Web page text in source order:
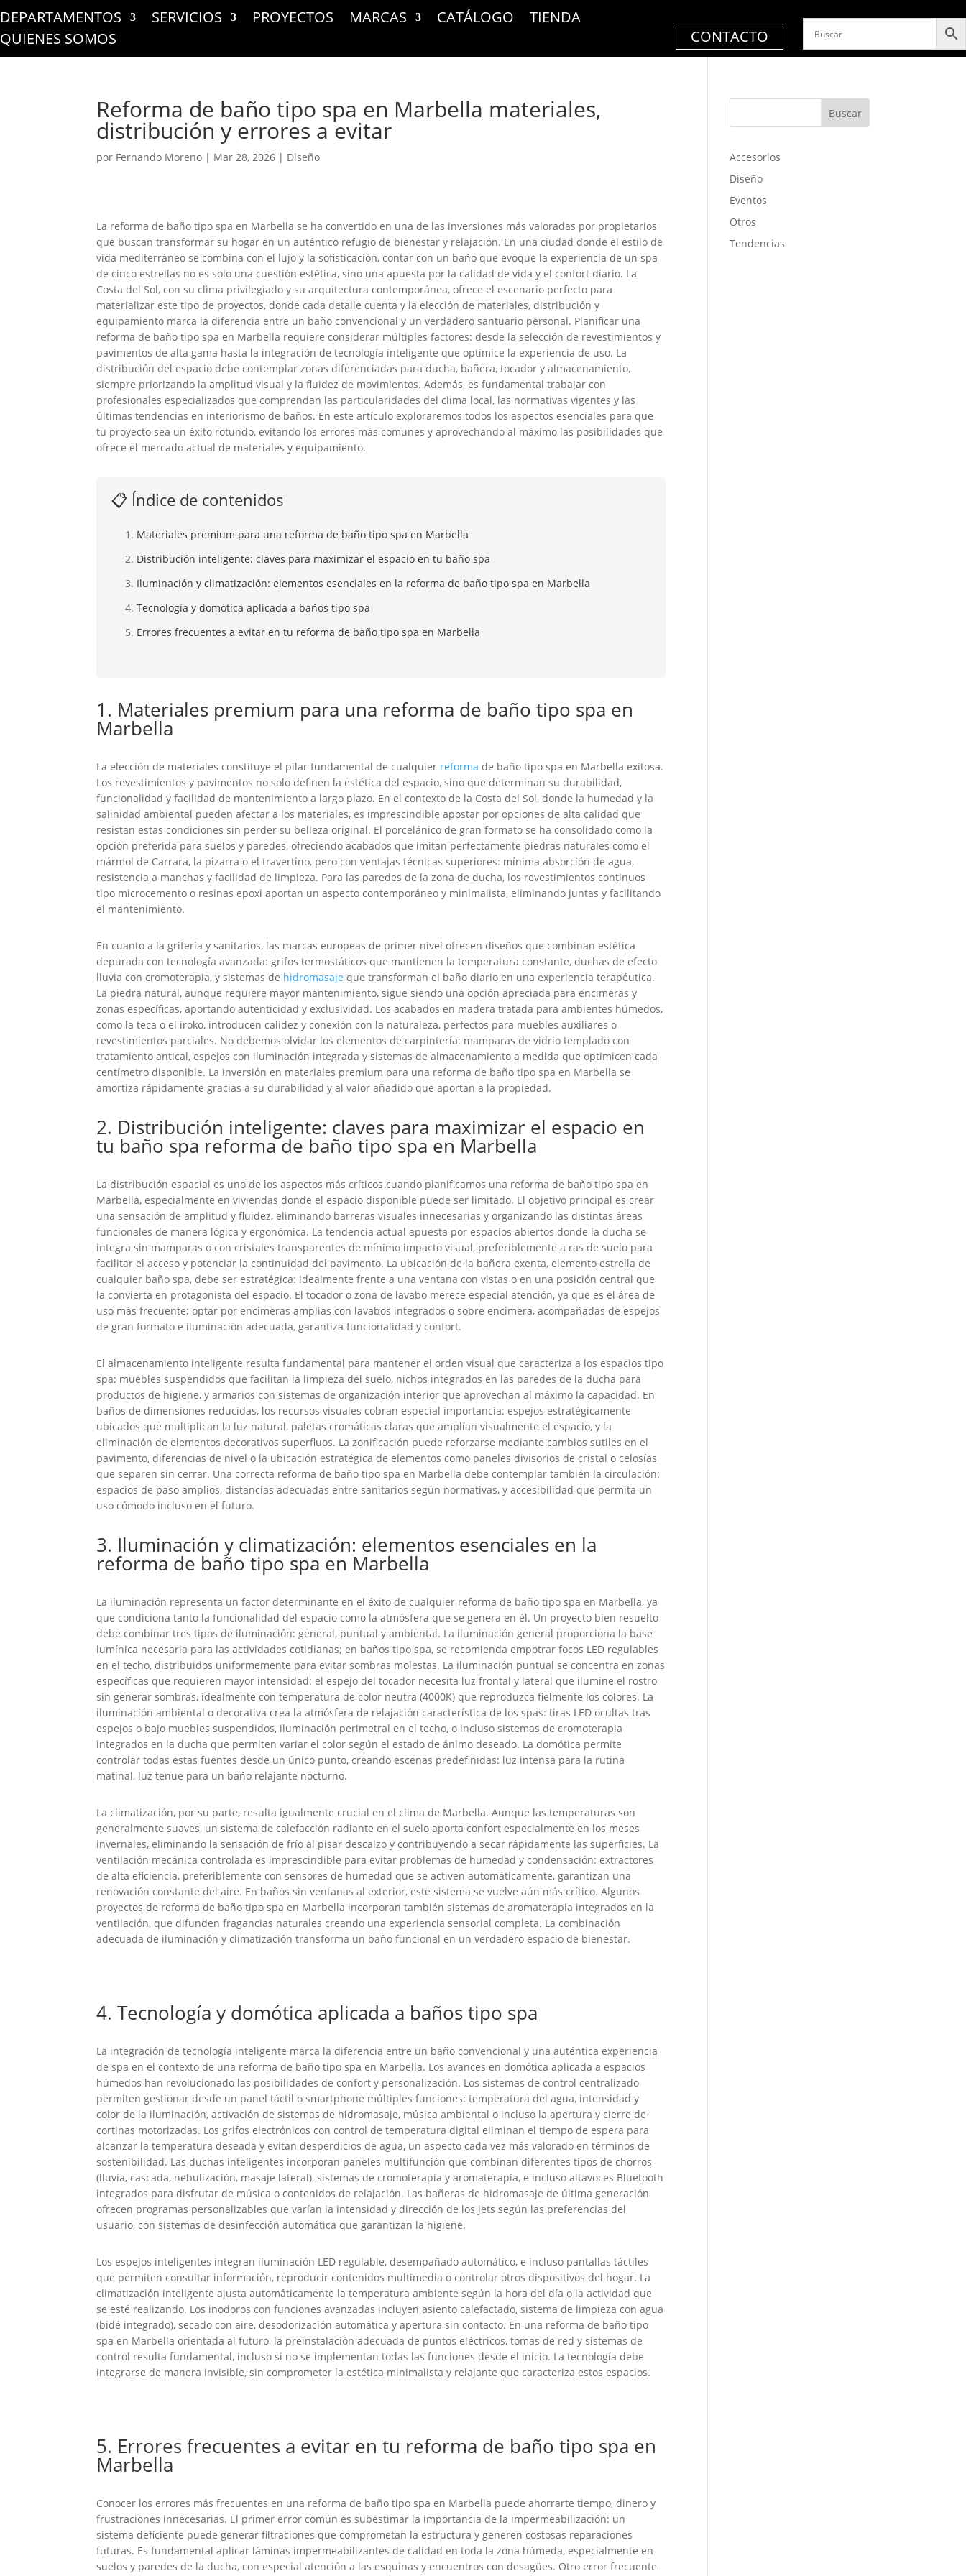
DEPARTAMENTOS SERVICIOS PROYECTOS MARCAS CATÁLOGO
TIENDA
QUIENES SOMOS
CONTACTO
Reforma de baño tipo spa en Marbella materiales,
distribución y errores a evitar
por Fernando Moreno | Mar 28, 2026 | Diseño
La reforma de baño tipo spa en Marbella se ha convertido en una de las inversiones más valoradas por propietarios
que buscan transformar su hogar en un auténtico refugio de bienestar y relajación. En una ciudad donde el estilo de
vida mediterráneo se combina con el lujo y la sofisticación, contar con un baño que evoque la experiencia de un spa
de cinco estrellas no es solo una cuestión estética, sino una apuesta por la calidad de vida y el confort diario. La
Costa del Sol, con su clima privilegiado y su arquitectura contemporánea, ofrece el escenario perfecto para
materializar este tipo de proyectos, donde cada detalle cuenta y la elección de materiales, distribución y
equipamiento marca la diferencia entre un baño convencional y un verdadero santuario personal. Planificar una
reforma de baño tipo spa en Marbella requiere considerar múltiples factores: desde la selección de revestimientos y
pavimentos de alta gama hasta la integración de tecnología inteligente que optimice la experiencia de uso. La
distribución del espacio debe contemplar zonas diferenciadas para ducha, bañera, tocador y almacenamiento,
siempre priorizando la amplitud visual y la fluidez de movimientos. Además, es fundamental trabajar con
profesionales especializados que comprendan las particularidades del clima local, las normativas vigentes y las
últimas tendencias en interiorismo de baños. En este artículo exploraremos todos los aspectos esenciales para que
tu proyecto sea un éxito rotundo, evitando los errores más comunes y aprovechando al máximo las posibilidades que
ofrece el mercado actual de materiales y equipamiento.
📋 Índice de contenidos
Materiales premium para una reforma de baño tipo spa en Marbella
Distribución inteligente: claves para maximizar el espacio en tu baño spa
Iluminación y climatización: elementos esenciales en la reforma de baño tipo spa en Marbella
Tecnología y domótica aplicada a baños tipo spa
Errores frecuentes a evitar en tu reforma de baño tipo spa en Marbella
1. Materiales premium para una reforma de baño tipo spa en
Marbella
La elección de materiales constituye el pilar fundamental de cualquier reforma de baño tipo spa en Marbella exitosa.
Los revestimientos y pavimentos no solo definen la estética del espacio, sino que determinan su durabilidad,
funcionalidad y facilidad de mantenimiento a largo plazo. En el contexto de la Costa del Sol, donde la humedad y la
salinidad ambiental pueden afectar a los materiales, es imprescindible apostar por opciones de alta calidad que
resistan estas condiciones sin perder su belleza original. El porcelánico de gran formato se ha consolidado como la
opción preferida para suelos y paredes, ofreciendo acabados que imitan perfectamente piedras naturales como el
mármol de Carrara, la pizarra o el travertino, pero con ventajas técnicas superiores: mínima absorción de agua,
resistencia a manchas y facilidad de limpieza. Para las paredes de la zona de ducha, los revestimientos continuos
tipo microcemento o resinas epoxi aportan un aspecto contemporáneo y minimalista, eliminando juntas y facilitando
el mantenimiento.
En cuanto a la grifería y sanitarios, las marcas europeas de primer nivel ofrecen diseños que combinan estética
depurada con tecnología avanzada: grifos termostáticos que mantienen la temperatura constante, duchas de efecto
lluvia con cromoterapia, y sistemas de hidromasaje que transforman el baño diario en una experiencia terapéutica.
La piedra natural, aunque requiere mayor mantenimiento, sigue siendo una opción apreciada para encimeras y
zonas específicas, aportando autenticidad y exclusividad. Los acabados en madera tratada para ambientes húmedos,
como la teca o el iroko, introducen calidez y conexión con la naturaleza, perfectos para muebles auxiliares o
revestimientos parciales. No debemos olvidar los elementos de carpintería: mamparas de vidrio templado con
tratamiento antical, espejos con iluminación integrada y sistemas de almacenamiento a medida que optimicen cada
centímetro disponible. La inversión en materiales premium para una reforma de baño tipo spa en Marbella se
amortiza rápidamente gracias a su durabilidad y al valor añadido que aportan a la propiedad.
2. Distribución inteligente: claves para maximizar el espacio en
tu baño spa reforma de baño tipo spa en Marbella
La distribución espacial es uno de los aspectos más críticos cuando planificamos una reforma de baño tipo spa en
Marbella, especialmente en viviendas donde el espacio disponible puede ser limitado. El objetivo principal es crear
una sensación de amplitud y fluidez, eliminando barreras visuales innecesarias y organizando las distintas áreas
funcionales de manera lógica y ergonómica. La tendencia actual apuesta por espacios abiertos donde la ducha se
integra sin mamparas o con cristales transparentes de mínimo impacto visual, preferiblemente a ras de suelo para
facilitar el acceso y potenciar la continuidad del pavimento. La ubicación de la bañera exenta, elemento estrella de
cualquier baño spa, debe ser estratégica: idealmente frente a una ventana con vistas o en una posición central que
la convierta en protagonista del espacio. El tocador o zona de lavabo merece especial atención, ya que es el área de
uso más frecuente; optar por encimeras amplias con lavabos integrados o sobre encimera, acompañadas de espejos
de gran formato e iluminación adecuada, garantiza funcionalidad y confort.
El almacenamiento inteligente resulta fundamental para mantener el orden visual que caracteriza a los espacios tipo
spa: muebles suspendidos que facilitan la limpieza del suelo, nichos integrados en las paredes de la ducha para
productos de higiene, y armarios con sistemas de organización interior que aprovechan al máximo la capacidad. En
baños de dimensiones reducidas, los recursos visuales cobran especial importancia: espejos estratégicamente
ubicados que multiplican la luz natural, paletas cromáticas claras que amplían visualmente el espacio, y la
eliminación de elementos decorativos superfluos. La zonificación puede reforzarse mediante cambios sutiles en el
pavimento, diferencias de nivel o la ubicación estratégica de elementos como paneles divisorios de cristal o celosías
que separen sin cerrar. Una correcta reforma de baño tipo spa en Marbella debe contemplar también la circulación:
espacios de paso amplios, distancias adecuadas entre sanitarios según normativas, y accesibilidad que permita un
uso cómodo incluso en el futuro.
3. Iluminación y climatización: elementos esenciales en la
reforma de baño tipo spa en Marbella
La iluminación representa un factor determinante en el éxito de cualquier reforma de baño tipo spa en Marbella, ya
que condiciona tanto la funcionalidad del espacio como la atmósfera que se genera en él. Un proyecto bien resuelto
debe combinar tres tipos de iluminación: general, puntual y ambiental. La iluminación general proporciona la base
lumínica necesaria para las actividades cotidianas; en baños tipo spa, se recomienda empotrar focos LED regulables
en el techo, distribuidos uniformemente para evitar sombras molestas. La iluminación puntual se concentra en zonas
específicas que requieren mayor intensidad: el espejo del tocador necesita luz frontal y lateral que ilumine el rostro
sin generar sombras, idealmente con temperatura de color neutra (4000K) que reproduzca fielmente los colores. La
iluminación ambiental o decorativa crea la atmósfera de relajación característica de los spas: tiras LED ocultas tras
espejos o bajo muebles suspendidos, iluminación perimetral en el techo, o incluso sistemas de cromoterapia
integrados en la ducha que permiten variar el color según el estado de ánimo deseado. La domótica permite
controlar todas estas fuentes desde un único punto, creando escenas predefinidas: luz intensa para la rutina
matinal, luz tenue para un baño relajante nocturno.
La climatización, por su parte, resulta igualmente crucial en el clima de Marbella. Aunque las temperaturas son
generalmente suaves, un sistema de calefacción radiante en el suelo aporta confort especialmente en los meses
invernales, eliminando la sensación de frío al pisar descalzo y contribuyendo a secar rápidamente las superficies. La
ventilación mecánica controlada es imprescindible para evitar problemas de humedad y condensación: extractores
de alta eficiencia, preferiblemente con sensores de humedad que se activen automáticamente, garantizan una
renovación constante del aire. En baños sin ventanas al exterior, este sistema se vuelve aún más crítico. Algunos
proyectos de reforma de baño tipo spa en Marbella incorporan también sistemas de aromaterapia integrados en la
ventilación, que difunden fragancias naturales creando una experiencia sensorial completa. La combinación
adecuada de iluminación y climatización transforma un baño funcional en un verdadero espacio de bienestar.
4. Tecnología y domótica aplicada a baños tipo spa
La integración de tecnología inteligente marca la diferencia entre un baño convencional y una auténtica experiencia
de spa en el contexto de una reforma de baño tipo spa en Marbella. Los avances en domótica aplicada a espacios
húmedos han revolucionado las posibilidades de confort y personalización. Los sistemas de control centralizado
permiten gestionar desde un panel táctil o smartphone múltiples funciones: temperatura del agua, intensidad y
color de la iluminación, activación de sistemas de hidromasaje, música ambiental o incluso la apertura y cierre de
cortinas motorizadas. Los grifos electrónicos con control de temperatura digital eliminan el tiempo de espera para
alcanzar la temperatura deseada y evitan desperdicios de agua, un aspecto cada vez más valorado en términos de
sostenibilidad. Las duchas inteligentes incorporan paneles multifunción que combinan diferentes tipos de chorros
(lluvia, cascada, nebulización, masaje lateral), sistemas de cromoterapia y aromaterapia, e incluso altavoces Bluetooth
integrados para disfrutar de música o contenidos de relajación. Las bañeras de hidromasaje de última generación
ofrecen programas personalizables que varían la intensidad y dirección de los jets según las preferencias del
usuario, con sistemas de desinfección automática que garantizan la higiene.
Los espejos inteligentes integran iluminación LED regulable, desempañado automático, e incluso pantallas táctiles
que permiten consultar información, reproducir contenidos multimedia o controlar otros dispositivos del hogar. La
climatización inteligente ajusta automáticamente la temperatura ambiente según la hora del día o la actividad que
se esté realizando. Los inodoros con funciones avanzadas incluyen asiento calefactado, sistema de limpieza con agua
(bidé integrado), secado con aire, desodorización automática y apertura sin contacto. En una reforma de baño tipo
spa en Marbella orientada al futuro, la preinstalación adecuada de puntos eléctricos, tomas de red y sistemas de
control resulta fundamental, incluso si no se implementan todas las funciones desde el inicio. La tecnología debe
integrarse de manera invisible, sin comprometer la estética minimalista y relajante que caracteriza estos espacios.
5. Errores frecuentes a evitar en tu reforma de baño tipo spa en
Marbella
Conocer los errores más frecuentes en una reforma de baño tipo spa en Marbella puede ahorrarte tiempo, dinero y
frustraciones innecesarias. El primer error común es subestimar la importancia de la impermeabilización: un
sistema deficiente puede generar filtraciones que comprometan la estructura y generen costosas reparaciones
futuras. Es fundamental aplicar láminas impermeabilizantes de calidad en toda la zona húmeda, especialmente en
suelos y paredes de la ducha, con especial atención a las esquinas y encuentros con desagües. Otro error frecuente
Buscar
Accesorios
Diseño
Eventos
Otros
Tendencias